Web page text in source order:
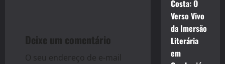
v
i
Deixe um comentário
O seu endereço de e-mail
Costa: O
Verso Vivo
da Imersão
Literária
em